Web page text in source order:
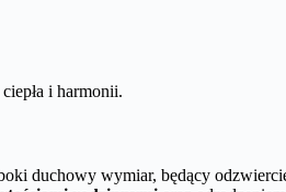
i harmonii.
duchowy wymiar, będący